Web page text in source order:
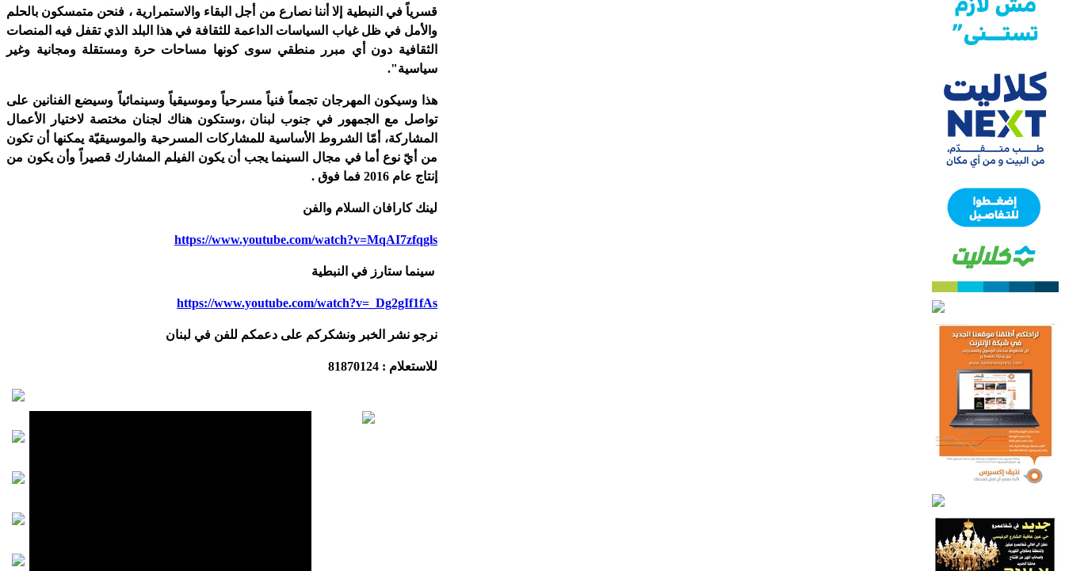
قسرياً في النبطية إلا أننا نصارع من أجل البقاء والاستمرارية ، فنحن متمسكون بالحلم
والأمل في ظل غياب السياسات الداعمة للثقافة في هذا البلد الذي تقفل فيه المنصات
الثقافية دون أي مبرر منطقي سوى كونها مساحات حرة ومستقلة ومجانية وغير
سياسية".
هذا وسيكون المهرجان تجمعاً فنياً مسرحياً وموسيقياً وسينمائياً وسيضع الفنانين على
تواصل مع الجمهور في جنوب لبنان ،وستكون هناك لجنان مختصة لاختيار الأعمال
المشاركة، أمّا الشروط الأساسية للمشاركات المسرحية والموسيقيّة يمكنها أن تكون
من أيّ نوع أما في مجال السينما يجب أن يكون الفيلم المشارك قصيراً وأن يكون من
إنتاج عام 2016 فما فوق .
لينك كارافان السلام والفن
https://www.youtube.com/watch?v=MqAI7zfqgls
سينما ستارز في النبطية
https://www.youtube.com/watch?v=_Dg2gIf1fAs
نرجو نشر الخبر ونشكركم على دعمكم للفن في لبنان
للاستعلام : 81870124